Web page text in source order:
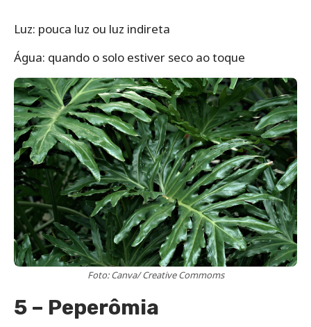
Luz: pouca luz ou luz indireta
Água: quando o solo estiver seco ao toque
Foto: Canva/ Creative Commoms
5 – Peperômia